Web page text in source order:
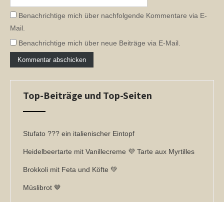
Benachrichtige mich über nachfolgende Kommentare via E-
Mail.
Benachrichtige mich über neue Beiträge via E-Mail.
Top-Beiträge und Top-Seiten
Stufato ??? ein italienischer Eintopf
Heidelbeertarte mit Vanillecreme 💜 Tarte aux Myrtilles
Brokkoli mit Feta und Köfte 💚
Müslibrot 🤎